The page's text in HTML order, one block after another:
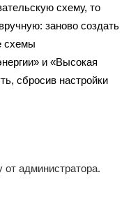
схему, то
заново создать
схемы
и «Высокая
сбросив настройки
от администратора.